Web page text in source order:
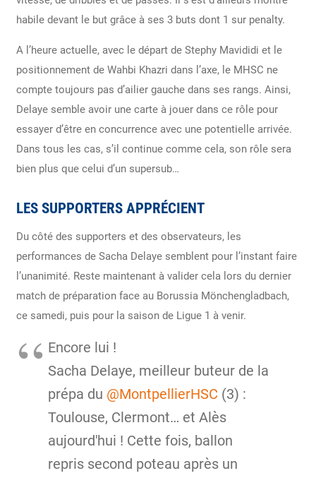
habile devant le but grâce à ses 3 buts dont 1 sur penalty.
A l’heure actuelle, avec le départ de Stephy Mavididi et le
positionnement de Wahbi Khazri dans l’axe, le MHSC ne
compte toujours pas d’ailier gauche dans ses rangs. Ainsi,
Delaye semble avoir une carte à jouer dans ce rôle pour
essayer d’être en concurrence avec une potentielle arrivée.
Dans tous les cas, s’il continue comme cela, son rôle sera
bien plus que celui d’un supersub…
LES SUPPORTERS APPRÉCIENT
Du côté des supporters et des observateurs, les
performances de Sacha Delaye semblent pour l’instant faire
l’unanimité. Reste maintenant à valider cela lors du dernier
match de préparation face au Borussia Mönchengladbach,
ce samedi, puis pour la saison de Ligue 1 à venir.
Encore lui !
Sacha Delaye, meilleur buteur de la
prépa du @MontpellierHSC (3) :
Toulouse, Clermont… et Alès
aujourd'hui ! Cette fois, ballon
repris second poteau après un